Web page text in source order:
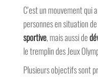
C’est un mouvement qui
personnes en situation
sportive, mais aussi de
le tremplin des Jeux
Plusieurs objectifs sont